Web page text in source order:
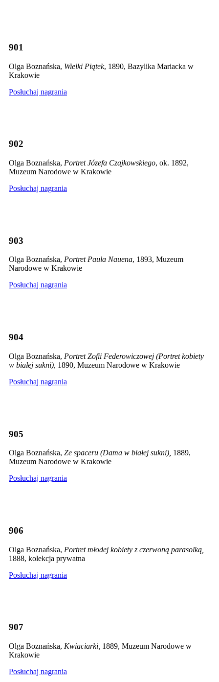
901
Olga Boznańska, Wielki Piątek, 1890, Bazylika Mariacka w
Krakowie
Posłuchaj nagrania
902
Olga Boznańska, Portret Józefa Czajkowskiego, ok. 1892,
Muzeum Narodowe w Krakowie
Posłuchaj nagrania
903
Olga Boznańska, Portret Paula Nauena, 1893, Muzeum
Narodowe w Krakowie
Posłuchaj nagrania
904
Olga Boznańska, Portret Zofii Federowiczowej (Portret kobiety
w białej sukni), 1890, Muzeum Narodowe w Krakowie
Posłuchaj nagrania
905
Olga Boznańska, Ze spaceru (Dama w białej sukni), 1889,
Muzeum Narodowe w Krakowie
Posłuchaj nagrania
906
Olga Boznańska, Portret młodej kobiety z czerwoną parasolką,
1888, kolekcja prywatna
Posłuchaj nagrania
907
Olga Boznańska, Kwiaciarki, 1889, Muzeum Narodowe w
Krakowie
Posłuchaj nagrania